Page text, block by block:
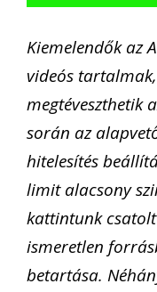
Kiemelendők az
videós
megtéveszthetik
során az
hitelesítés
limit alacsony
kattintunk
ismeretlen
betartása.